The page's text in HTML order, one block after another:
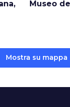
Museo
Mostra su mappa